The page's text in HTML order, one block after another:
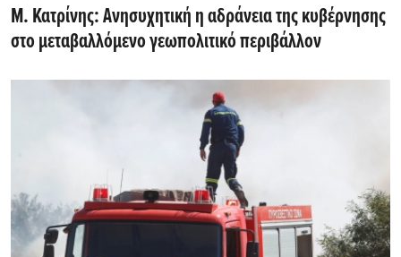
Μ. Κατρίνης: Ανησυχητική η αδράνεια της κυβέρνησης
στο μεταβαλλόμενο γεωπολιτικό περιβάλλον